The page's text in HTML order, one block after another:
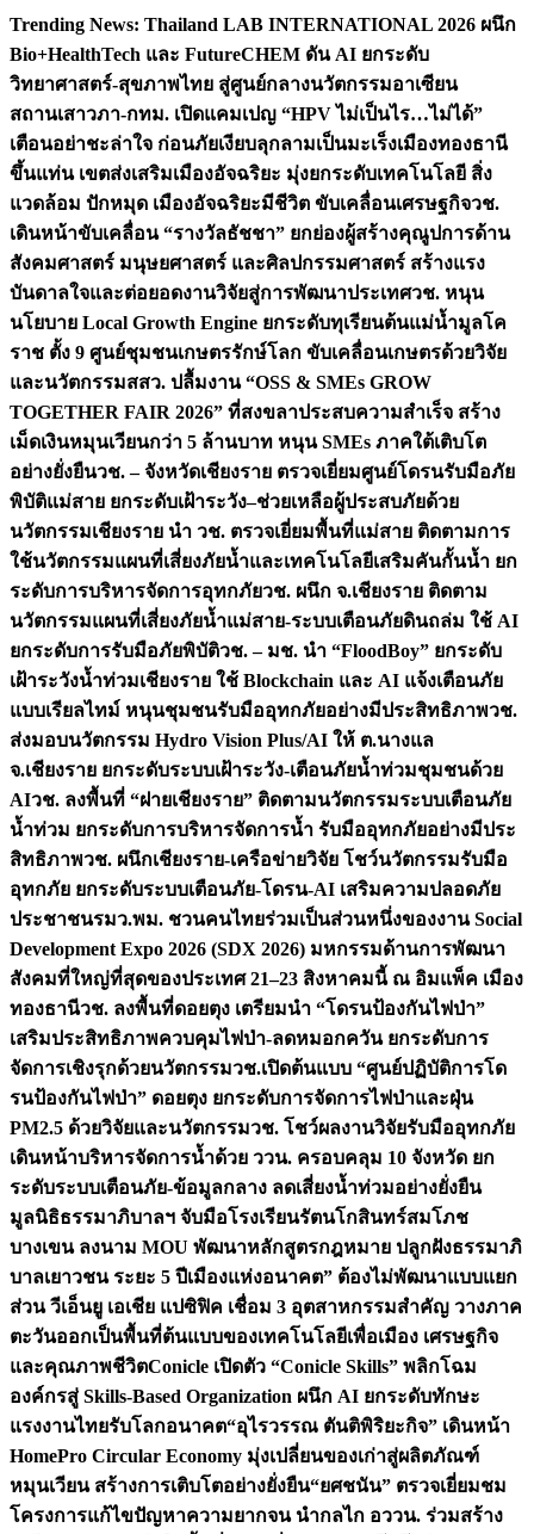
Skip
content
Trending News: Thailand LAB INTERNATIONAL 2026 ผนึก
Bio+HealthTech และ FutureCHEM ดัน AI ยกระดับ
วิทยาศาสตร์-สุขภาพไทย สู่ศูนย์กลางนวัตกรรมอาเซียน
สถานเสาวภา-กทม. เปิดแคมเปญ “HPV ไม่เป็นไร…ไม่ได้”
เตือนอย่าชะล่าใจ ก่อนภัยเงียบลุกลามเป็นมะเร็งเมืองทองธานี
ขึ้นแท่น เขตส่งเสริมเมืองอัจฉริยะ มุ่งยกระดับเทคโนโลยี สิ่ง
แวดล้อม ปักหมุด เมืองอัจฉริยะมีชีวิต ขับเคลื่อนเศรษฐกิจวช.
เดินหน้าขับเคลื่อน “รางวัลธัชชา” ยกย่องผู้สร้างคุณูปการด้าน
สังคมศาสตร์ มนุษยศาสตร์ และศิลปกรรมศาสตร์ สร้างแรง
บันดาลใจและต่อยอดงานวิจัยสู่การพัฒนาประเทศวช. หนุน
นโยบาย Local Growth Engine ยกระดับทุเรียนต้นแม่น้ำมูลโค
ราช ตั้ง 9 ศูนย์ชุมชนเกษตรรักษ์โลก ขับเคลื่อนเกษตรด้วยวิจัย
และนวัตกรรมสสว. ปลื้มงาน “OSS & SMEs GROW
TOGETHER FAIR 2026” ที่สงขลาประสบความสำเร็จ สร้าง
เม็ดเงินหมุนเวียนกว่า 5 ล้านบาท หนุน SMEs ภาคใต้เติบโต
อย่างยั่งยืนวช. – จังหวัดเชียงราย ตรวจเยี่ยมศูนย์โดรนรับมือภัย
พิบัติแม่สาย ยกระดับเฝ้าระวัง–ช่วยเหลือผู้ประสบภัยด้วย
นวัตกรรมเชียงราย นำ วช. ตรวจเยี่ยมพื้นที่แม่สาย ติดตามการ
ใช้นวัตกรรมแผนที่เสี่ยงภัยน้ำและเทคโนโลยีเสริมคันกั้นน้ำ ยก
ระดับการบริหารจัดการอุทกภัยวช. ผนึก จ.เชียงราย ติดตาม
นวัตกรรมแผนที่เสี่ยงภัยน้ำแม่สาย-ระบบเตือนภัยดินถล่ม ใช้ AI
ยกระดับการรับมือภัยพิบัติวช. – มช. นำ “FloodBoy” ยกระดับ
เฝ้าระวังน้ำท่วมเชียงราย ใช้ Blockchain และ AI แจ้งเตือนภัย
แบบเรียลไทม์ หนุนชุมชนรับมืออุทกภัยอย่างมีประสิทธิภาพวช.
ส่งมอบนวัตกรรม Hydro Vision Plus/AI ให้ ต.นางแล
จ.เชียงราย ยกระดับระบบเฝ้าระวัง-เตือนภัยน้ำท่วมชุมชนด้วย
AIวช. ลงพื้นที่ “ฝายเชียงราย” ติดตามนวัตกรรมระบบเตือนภัย
น้ำท่วม ยกระดับการบริหารจัดการน้ำ รับมืออุทกภัยอย่างมีประ
สิทธิภาพวช. ผนึกเชียงราย-เครือข่ายวิจัย โชว์นวัตกรรมรับมือ
อุทกภัย ยกระดับระบบเตือนภัย-โดรน-AI เสริมความปลอดภัย
ประชาชนรมว.พม. ชวนคนไทยร่วมเป็นส่วนหนึ่งของงาน Social
Development Expo 2026 (SDX 2026) มหกรรมด้านการพัฒนา
สังคมที่ใหญ่ที่สุดของประเทศ 21–23 สิงหาคมนี้ ณ อิมแพ็ค เมือง
ทองธานีวช. ลงพื้นที่ดอยตุง เตรียมนำ “โดรนป้องกันไฟป่า”
เสริมประสิทธิภาพควบคุมไฟป่า-ลดหมอกควัน ยกระดับการ
จัดการเชิงรุกด้วยนวัตกรรมวช.เปิดต้นแบบ “ศูนย์ปฏิบัติการโด
รนป้องกันไฟป่า” ดอยตุง ยกระดับการจัดการไฟป่าและฝุ่น
PM2.5 ด้วยวิจัยและนวัตกรรมวช. โชว์ผลงานวิจัยรับมืออุทกภัย
เดินหน้าบริหารจัดการน้ำด้วย ววน. ครอบคลุม 10 จังหวัด ยก
ระดับระบบเตือนภัย-ข้อมูลกลาง ลดเสี่ยงน้ำท่วมอย่างยั่งยืน
มูลนิธิธรรมาภิบาลฯ จับมือโรงเรียนรัตนโกสินทร์สมโภช
บางเขน ลงนาม MOU พัฒนาหลักสูตรกฎหมาย ปลูกฝังธรรมาภิ
บาลเยาวชน ระยะ 5 ปีเมืองแห่งอนาคต” ต้องไม่พัฒนาแบบแยก
ส่วน วีเอ็นยู เอเชีย แปซิฟิค เชื่อม 3 อุตสาหกรรมสำคัญ วางภาค
ตะวันออกเป็นพื้นที่ต้นแบบของเทคโนโลยีเพื่อเมือง เศรษฐกิจ
และคุณภาพชีวิตConicle เปิดตัว “Conicle Skills” พลิกโฉม
องค์กรสู่ Skills-Based Organization ผนึก AI ยกระดับทักษะ
แรงงานไทยรับโลกอนาคต“อุไรวรรณ ตันติพิริยะกิจ” เดินหน้า
HomePro Circular Economy มุ่งเปลี่ยนของเก่าสู่ผลิตภัณฑ์
หมุนเวียน สร้างการเติบโตอย่างยั่งยืน“ยศชนัน” ตรวจเยี่ยมชม
โครงการแก้ไขปัญหาความยากจน นำกลไก อววน. ร่วมสร้าง